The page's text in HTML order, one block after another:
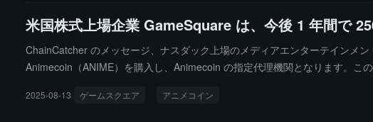
米国株式上場企業 GameSquare は、今後 1 年間で
ChainCatcher のメッセージ、ナスダック上場のメディアエンターテインメ
Animecoin（ANIME）を購入し、Animecoin の指定代理機関となります。
oin ブランドを展示します。
2025-08-13 ゲームスクエア アニメコイン